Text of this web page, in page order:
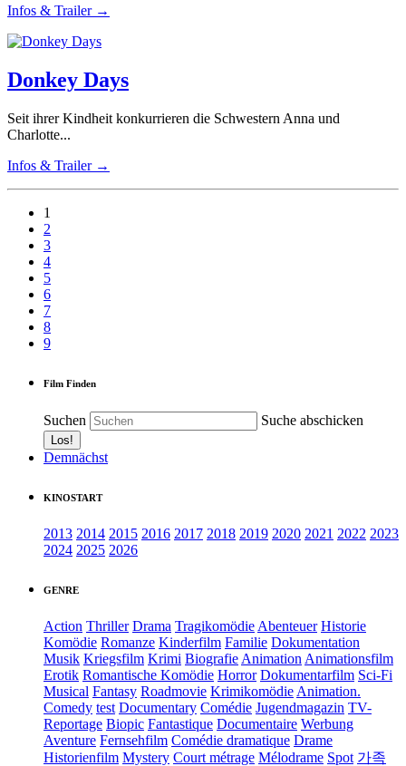
Infos & Trailer →
Donkey Days
Seit ihrer Kindheit konkurrieren die Schwestern Anna und
Charlotte...
Infos & Trailer →
1
2
3
4
5
6
7
8
9
Film Finden
Suchen Suche abschicken
Demnächst
KINOSTART
2013 2014 2015 2016 2017 2018 2019 2020 2021 2022 2023
2024 2025 2026
GENRE
Action Thriller Drama Tragikomödie Abenteuer Historie
Komödie Romanze Kinderfilm Familie Dokumentation
Musik Kriegsfilm Krimi Biografie Animation Animationsfilm
Erotik Romantische Komödie Horror Dokumentarfilm Sci-Fi
Musical Fantasy Roadmovie Krimikomödie Animation.
Comedy test Documentary Comédie Jugendmagazin TV-
Reportage Biopic Fantastique Documentaire Werbung
Aventure Fernsehfilm Comédie dramatique Drame
Historienfilm Mystery Court métrage Mélodrame Spot 가족